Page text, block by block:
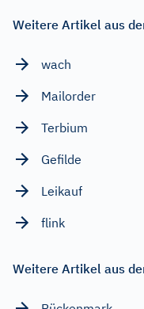
Weitere Artikel aus
wach
Mailorder
Terbium
Gefilde
Leikauf
flink
Weitere Artikel aus